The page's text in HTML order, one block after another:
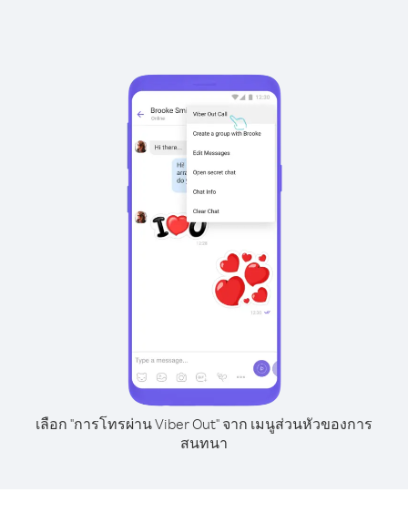
เลือก "การโทรผ่าน Viber Out" จาก เมนูส่วนหัวของการ
สนทนา